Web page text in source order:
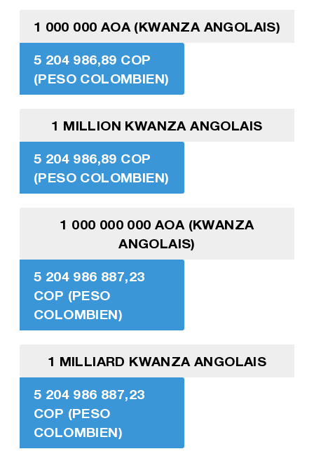
1 000 000 AOA (KWANZA ANGOLAIS)
5 204 986,89 COP
(PESO COLOMBIEN)
1 MILLION KWANZA ANGOLAIS
5 204 986,89 COP
(PESO COLOMBIEN)
1 000 000 000 AOA (KWANZA
ANGOLAIS)
5 204 986 887,23
COP (PESO
COLOMBIEN)
1 MILLIARD KWANZA ANGOLAIS
5 204 986 887,23
COP (PESO
COLOMBIEN)